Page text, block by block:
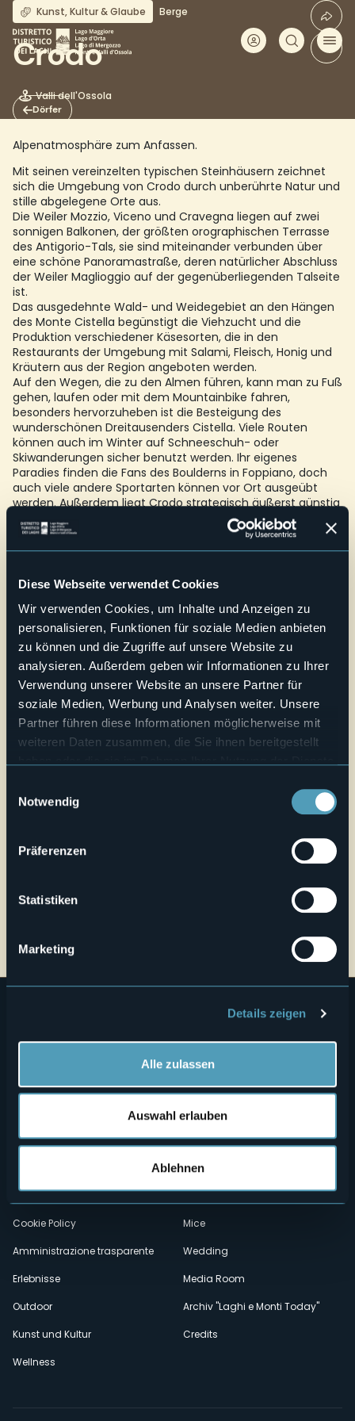
Diese Webseite verwendet Cookies
Wir verwenden Cookies, um Inhalte und Anzeigen zu
personalisieren, Funktionen für soziale Medien anbieten
zu können und die Zugriffe auf unsere Website zu
analysieren. Außerdem geben wir Informationen zu Ihrer
Verwendung unserer Website an unsere Partner für
soziale Medien, Werbung und Analysen weiter. Unsere
Partner führen diese Informationen möglicherweise mit
weiteren Daten zusammen, die Sie ihnen bereitgestellt
Notwendig
Präferenzen
Statistiken
Marketing
Details zeigen
Alle zulassen
Auswahl erlauben
Ablehnen
Direkt
zum
Inhalt
Dörfer
Kunst, Kultur & Glaube Berge
Crodo
Valli dell'Ossola
Alpenatmosphäre zum Anfassen.
Mit seinen vereinzelten typischen Steinhäusern zeichnet
sich die Umgebung von Crodo durch unberührte Natur und
stille abgelegene Orte aus.
Die Weiler Mozzio, Viceno und Cravegna liegen auf zwei
sonnigen Balkonen, der größten orographischen Terrasse
des Antigorio-Tals, sie sind miteinander verbunden über
eine schöne Panoramastraße, deren natürlicher Abschluss
der Weiler Maglioggio auf der gegenüberliegenden Talseite
ist.
Das ausgedehnte Wald- und Weidegebiet an den Hängen
des Monte Cistella begünstigt die Viehzucht und die
Produktion verschiedener Käsesorten, die in den
Restaurants der Umgebung mit Salami, Fleisch, Honig und
Kräutern aus der Region angeboten werden.
Auf den Wegen, die zu den Almen führen, kann man zu Fuß
gehen, laufen oder mit dem Mountainbike fahren,
besonders hervorzuheben ist die Besteigung des
wunderschönen Dreitausenders Cistella. Viele Routen
können auch im Winter auf Schneeschuh- oder
Skiwanderungen sicher benutzt werden. Ihr eigenes
Paradies finden die Fans des Boulderns in Foppiano, doch
auch viele andere Sportarten können vor Ort ausgeübt
werden. Außerdem liegt Crodo strategisch äußerst günstig
zu den wichtigsten Skistationen des Ossola-Tals von
Domobianca bis San Domenico, von Devero bis Formazza.
E-mail
Telefono
+39 0324 61003
Webseite
Teilweise Bewölkt 19,5°
Via Pellanda, 56
28862 - Crodo (VB)
citymap_bacenocrodo_download_0.pdf
secondario
Wo sind wir?
Privacy
Cookie Policy
Amministrazione trasparente
Erlebnisse
Outdoor
Kunst und Kultur
Wellness
Önogastronomie
Webcam
Events
Unterkünfte
Mice
Wedding
Media Room
Archiv "Laghi e Monti Today"
Credits